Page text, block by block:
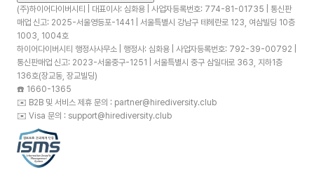
(주)하이어다이버시티 | 대표이사: 심화용 | 사업자등록번호: 774-81-01735 | 통신판
매업 신고: 2025-서울영등포-1441 | 서울특별시 강남구 테헤란로 123, 여삼빌딩 10층
1003, 1004호
하이어다이버시티 행정사사무소 | 행정사: 심화용 | 사업자등록번호: 792-39-00792 |
통신판매업 신고: 2023-서울중구-1251 | 서울특별시 중구 삼일대로 363, 지하1층
136호(장교동, 장교빌딩)
☎️ 1660-1365
✉️ B2B 및 서비스 제휴 문의 : partner@hirediversity.club
✉️ Visa 문의 : support@hirediversity.club